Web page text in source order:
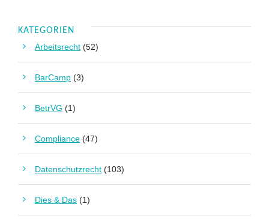
KATEGORIEN
Arbeitsrecht (52)
BarCamp (3)
BetrVG (1)
Compliance (47)
Datenschutzrecht (103)
Dies & Das (1)